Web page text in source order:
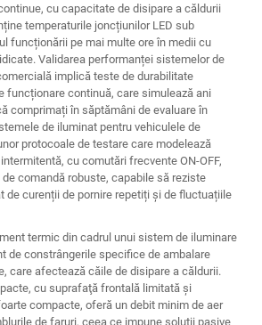
cu capacitate de disipare a căldurii
temperaturile joncțiunilor LED sub
funcționării pe mai multe ore în medii cu
Validarea performanței sistemelor de
implică teste de durabilitate
funcționare continuă, care simulează ani
comprimați în săptămâni de evaluare în
de iluminat pentru vehiculele de
protocoale de testare care modelează
cu comutări frecvente ON-OFF,
comandă robuste, capabile să reziste
de curenții de pornire repetiți și de fluctuațiile
termic din cadrul unui sistem de iluminare
de constrângerile specifice de ambalare
care afectează căile de disipare a căldurii.
cu suprafaţă frontală limitată şi
compacte, oferă un debit minim de aer
de faruri, ceea ce impune soluţii pasive